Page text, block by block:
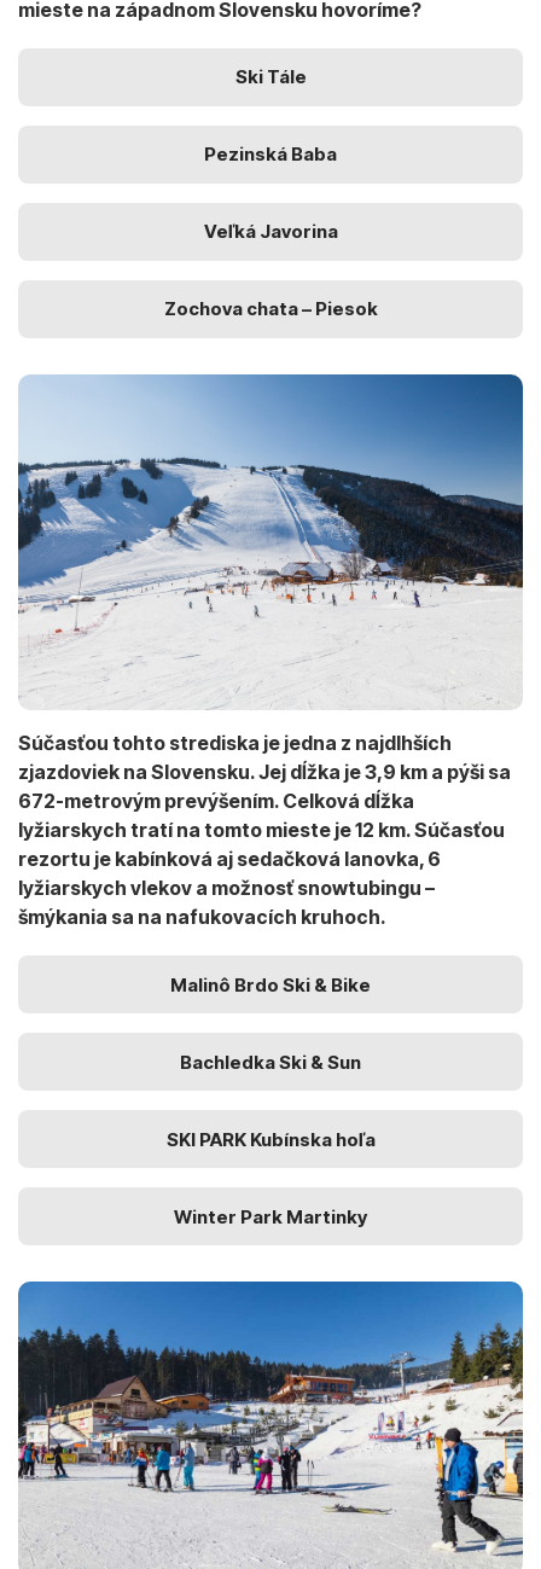
mieste na západnom Slovensku hovoríme?
Ski Tále
Pezinská Baba
Veľká Javorina
Zochova chata – Piesok
Súčasťou tohto strediska je jedna z najdlhších
zjazdoviek na Slovensku. Jej dĺžka je 3,9 km a pýši sa
672-metrovým prevýšením. Celková dĺžka
lyžiarskych tratí na tomto mieste je 12 km. Súčasťou
rezortu je kabínková aj sedačková lanovka, 6
lyžiarskych vlekov a možnosť snowtubingu –
šmýkania sa na nafukovacích kruhoch.
Malinô Brdo Ski & Bike
Bachledka Ski & Sun
SKI PARK Kubínska hoľa
Winter Park Martinky